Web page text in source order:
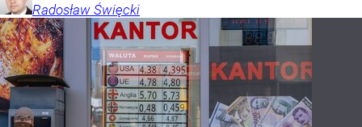
Radosław Święcki